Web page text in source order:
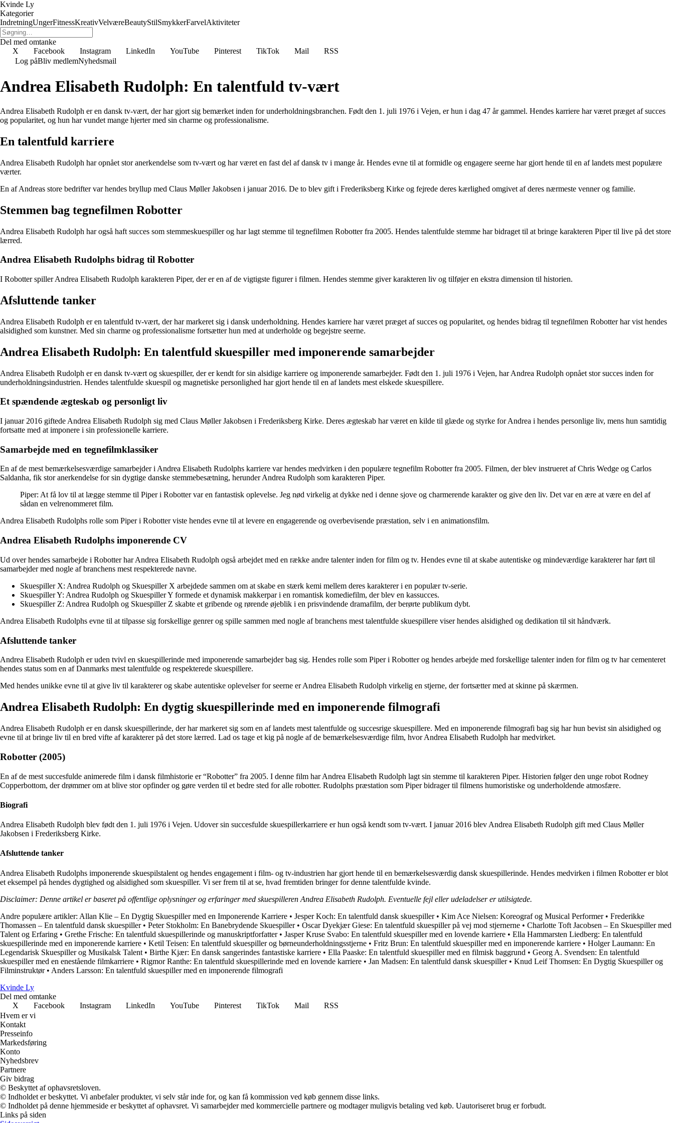
Kvinde Ly
Kategorier
IndretningUngerFitnessKreativVelværeBeautyStilSmykkerFarvelAktiviteter
Del med omtanke
X
Facebook Instagram LinkedIn YouTube Pinterest TikTok Mail
RSS
Log påBliv medlemNyhedsmail
Andrea Elisabeth Rudolph: En talentfuld tv-vært
Andrea Elisabeth Rudolph er en dansk tv-vært, der har gjort sig bemærket inden for underholdningsbranchen. Født den 1. juli 1976 i Vejen, er hun i dag 47 år gammel. Hendes karriere har været præget af succes
og popularitet, og hun har vundet mange hjerter med sin charme og professionalisme.
En talentfuld karriere
Andrea Elisabeth Rudolph har opnået stor anerkendelse som tv-vært og har været en fast del af dansk tv i mange år. Hendes evne til at formidle og engagere seerne har gjort hende til en af landets mest populære
værter.
En af Andreas store bedrifter var hendes bryllup med Claus Møller Jakobsen i januar 2016. De to blev gift i Frederiksberg Kirke og fejrede deres kærlighed omgivet af deres nærmeste venner og familie.
Stemmen bag tegnefilmen Robotter
Andrea Elisabeth Rudolph har også haft succes som stemmeskuespiller og har lagt stemme til tegnefilmen Robotter fra 2005. Hendes talentfulde stemme har bidraget til at bringe karakteren Piper til live på det store
lærred.
Andrea Elisabeth Rudolphs bidrag til Robotter
I Robotter spiller Andrea Elisabeth Rudolph karakteren Piper, der er en af de vigtigste figurer i filmen. Hendes stemme giver karakteren liv og tilføjer en ekstra dimension til historien.
Afsluttende tanker
Andrea Elisabeth Rudolph er en talentfuld tv-vært, der har markeret sig i dansk underholdning. Hendes karriere har været præget af succes og popularitet, og hendes bidrag til tegnefilmen Robotter har vist hendes
alsidighed som kunstner. Med sin charme og professionalisme fortsætter hun med at underholde og begejstre seerne.
Andrea Elisabeth Rudolph: En talentfuld skuespiller med imponerende samarbejder
Andrea Elisabeth Rudolph er en dansk tv-vært og skuespiller, der er kendt for sin alsidige karriere og imponerende samarbejder. Født den 1. juli 1976 i Vejen, har Andrea Rudolph opnået stor succes inden for
underholdningsindustrien. Hendes talentfulde skuespil og magnetiske personlighed har gjort hende til en af landets mest elskede skuespillere.
Et spændende ægteskab og personligt liv
I januar 2016 giftede Andrea Elisabeth Rudolph sig med Claus Møller Jakobsen i Frederiksberg Kirke. Deres ægteskab har været en kilde til glæde og styrke for Andrea i hendes personlige liv, mens hun samtidig
fortsatte med at imponere i sin professionelle karriere.
Samarbejde med en tegnefilmklassiker
En af de mest bemærkelsesværdige samarbejder i Andrea Elisabeth Rudolphs karriere var hendes medvirken i den populære tegnefilm Robotter fra 2005. Filmen, der blev instrueret af Chris Wedge og Carlos
Saldanha, fik stor anerkendelse for sin dygtige danske stemmebesætning, herunder Andrea Rudolph som karakteren Piper.
Piper: At få lov til at lægge stemme til Piper i Robotter var en fantastisk oplevelse. Jeg nød virkelig at dykke ned i denne sjove og charmerende karakter og give den liv. Det var en ære at være en del af
sådan en velrenommeret film.
Andrea Elisabeth Rudolphs rolle som Piper i Robotter viste hendes evne til at levere en engagerende og overbevisende præstation, selv i en animationsfilm.
Andrea Elisabeth Rudolphs imponerende CV
Ud over hendes samarbejde i Robotter har Andrea Elisabeth Rudolph også arbejdet med en række andre talenter inden for film og tv. Hendes evne til at skabe autentiske og mindeværdige karakterer har ført til
samarbejder med nogle af branchens mest respekterede navne.
Skuespiller X: Andrea Rudolph og Skuespiller X arbejdede sammen om at skabe en stærk kemi mellem deres karakterer i en populær tv-serie.
Skuespiller Y: Andrea Rudolph og Skuespiller Y formede et dynamisk makkerpar i en romantisk komediefilm, der blev en kassucces.
Skuespiller Z: Andrea Rudolph og Skuespiller Z skabte et gribende og rørende øjeblik i en prisvindende dramafilm, der berørte publikum dybt.
Andrea Elisabeth Rudolphs evne til at tilpasse sig forskellige genrer og spille sammen med nogle af branchens mest talentfulde skuespillere viser hendes alsidighed og dedikation til sit håndværk.
Afsluttende tanker
Andrea Elisabeth Rudolph er uden tvivl en skuespillerinde med imponerende samarbejder bag sig. Hendes rolle som Piper i Robotter og hendes arbejde med forskellige talenter inden for film og tv har cementeret
hendes status som en af Danmarks mest talentfulde og respekterede skuespillere.
Med hendes unikke evne til at give liv til karakterer og skabe autentiske oplevelser for seerne er Andrea Elisabeth Rudolph virkelig en stjerne, der fortsætter med at skinne på skærmen.
Andrea Elisabeth Rudolph: En dygtig skuespillerinde med en imponerende filmografi
Andrea Elisabeth Rudolph er en dansk skuespillerinde, der har markeret sig som en af landets mest talentfulde og succesrige skuespillere. Med en imponerende filmografi bag sig har hun bevist sin alsidighed og
evne til at bringe liv til en bred vifte af karakterer på det store lærred. Lad os tage et kig på nogle af de bemærkelsesværdige film, hvor Andrea Elisabeth Rudolph har medvirket.
Robotter (2005)
En af de mest succesfulde animerede film i dansk filmhistorie er “Robotter” fra 2005. I denne film har Andrea Elisabeth Rudolph lagt sin stemme til karakteren Piper. Historien følger den unge robot Rodney
Copperbottom, der drømmer om at blive stor opfinder og gøre verden til et bedre sted for alle robotter. Rudolphs præstation som Piper bidrager til filmens humoristiske og underholdende atmosfære.
Biografi
Andrea Elisabeth Rudolph blev født den 1. juli 1976 i Vejen. Udover sin succesfulde skuespillerkarriere er hun også kendt som tv-vært. I januar 2016 blev Andrea Elisabeth Rudolph gift med Claus Møller
Jakobsen i Frederiksberg Kirke.
Afsluttende tanker
Andrea Elisabeth Rudolphs imponerende skuespilstalent og hendes engagement i film- og tv-industrien har gjort hende til en bemærkelsesværdig dansk skuespillerinde. Hendes medvirken i filmen Robotter er blot
et eksempel på hendes dygtighed og alsidighed som skuespiller. Vi ser frem til at se, hvad fremtiden bringer for denne talentfulde kvinde.
Disclaimer: Denne artikel er baseret på offentlige oplysninger og erfaringer med skuespilleren Andrea Elisabeth Rudolph. Eventuelle fejl eller udeladelser er utilsigtede.
Andre populære artikler: Allan Klie – En Dygtig Skuespiller med en Imponerende Karriere • Jesper Koch: En talentfuld dansk skuespiller• Kim Ace Nielsen: Koreograf og Musical Performer• Frederikke
Thomassen – En talentfuld dansk skuespiller• Peter Stokholm: En Banebrydende Skuespiller• Oscar Dyekjær Giese: En talentfuld skuespiller på vej mod stjernerne • Charlotte Toft Jacobsen – En Skuespiller med
Talent og Erfaring • Grethe Frische: En talentfuld skuespillerinde og manuskriptforfatter• Jasper Kruse Svabo: En talentfuld skuespiller med en lovende karriere • Ella Hammarsten Liedberg: En talentfuld
skuespillerinde med en imponerende karriere • Ketil Teisen: En talentfuld skuespiller og børneunderholdningsstjerne • Fritz Brun: En talentfuld skuespiller med en imponerende karriere • Holger Laumann: En
Legendarisk Skuespiller og Musikalsk Talent • Birthe Kjær: En dansk sangerindes fantastiske karriere • Ella Paaske: En talentfuld skuespiller med en filmisk baggrund • Georg A. Svendsen: En talentfuld
skuespiller med en enestående filmkarriere • Rigmor Ranthe: En talentfuld skuespillerinde med en lovende karriere • Jan Madsen: En talentfuld dansk skuespiller• Knud Leif Thomsen: En Dygtig Skuespiller og
Filminstruktør• Anders Larsson: En talentfuld skuespiller med en imponerende filmografi
Kvinde Ly
Del med omtanke
X
Facebook Instagram LinkedIn YouTube Pinterest TikTok Mail
RSS
Hvem er vi
Kontakt
Presseinfo
Markedsføring
Konto
Nyhedsbrev
Partnere
Giv bidrag
© Beskyttet af ophavsretsloven.
© Indholdet er beskyttet. Vi anbefaler produkter, vi selv står inde for, og kan få kommission ved køb gennem disse links.
© Indholdet på denne hjemmeside er beskyttet af ophavsret. Vi samarbejder med kommercielle partnere og modtager muligvis betaling ved køb. Uautoriseret brug er forbudt.
Links på siden